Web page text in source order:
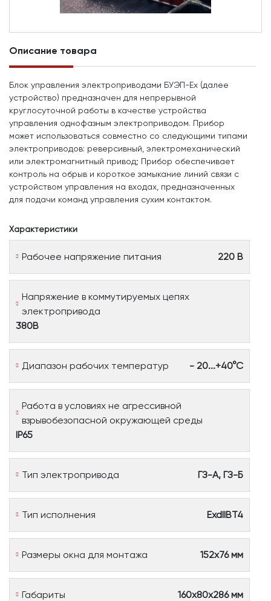
Описание товара
Блок управления электроприводами БУЭП-Ex (далее
устройство) предназначен для непрерывной
круглосуточной работы в качестве устройства
управления однофазным электроприводом. Прибор
может использоваться совместно со следующими типами
электроприводов: реверсивный, электромеханический
или электромагнитный привод; Прибор обеспечивает
контроль на обрыв и короткое замыкание линий связи с
устройством управления на входах, предназначенных
для подачи команд управления сухим контактом.
Характеристики
Рабочее напряжение питания 220 B
Напряжение в коммутируемых цепях
электропривода
380В
Диапазон рабочих температур - 20...+40°С
Работа в условиях не агрессивной
взрывобезопасной окружающей среды
IP65
Тип электропривода ГЗ-А, ГЗ-Б
Тип исполнения ExdIIBT4
Размеры окна для монтажа 152х76 мм
Габариты 160х80х286 мм